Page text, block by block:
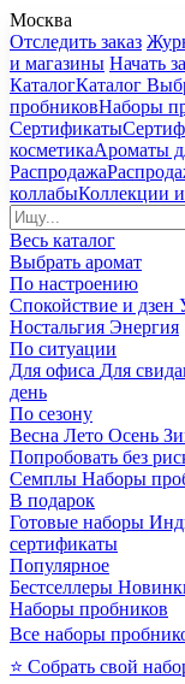
Москва
Отследить заказ
и магазины Начать
КаталогКаталог
пробниковНаборы
Сертификаты
косметикаАроматы
Распродажа
коллабыКоллекции
Весь каталог
Выбрать аромат
По настроению
Спокойствие и дзен
Ностальгия Энергия
По ситуации
Для офиса Для
день
По сезону
Весна Лето Осень
Попробовать без
Семплы Наборы
В подарок
Готовые наборы
сертификаты
Популярное
Бестселлеры
Наборы пробников
Все наборы
⭐ Собрать свой